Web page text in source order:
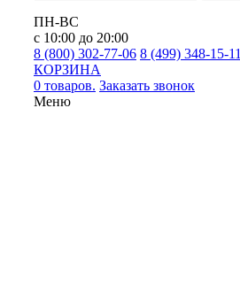
ПН-ВС
с 10:00 до 20:00
8 (800) 302-77-06 8 (499) 348-15-11
КОРЗИНА
0 товаров. Заказать звонок
Меню